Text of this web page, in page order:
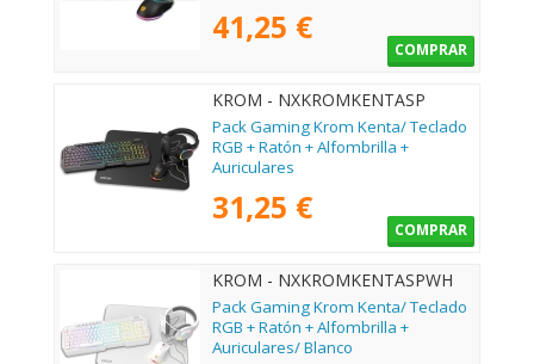
41,25 €
COMPRAR
KROM - NXKROMKENTASP
Pack Gaming Krom Kenta/ Teclado
RGB + Ratón + Alfombrilla +
Auriculares
31,25 €
COMPRAR
KROM - NXKROMKENTASPWH
Pack Gaming Krom Kenta/ Teclado
RGB + Ratón + Alfombrilla +
Auriculares/ Blanco